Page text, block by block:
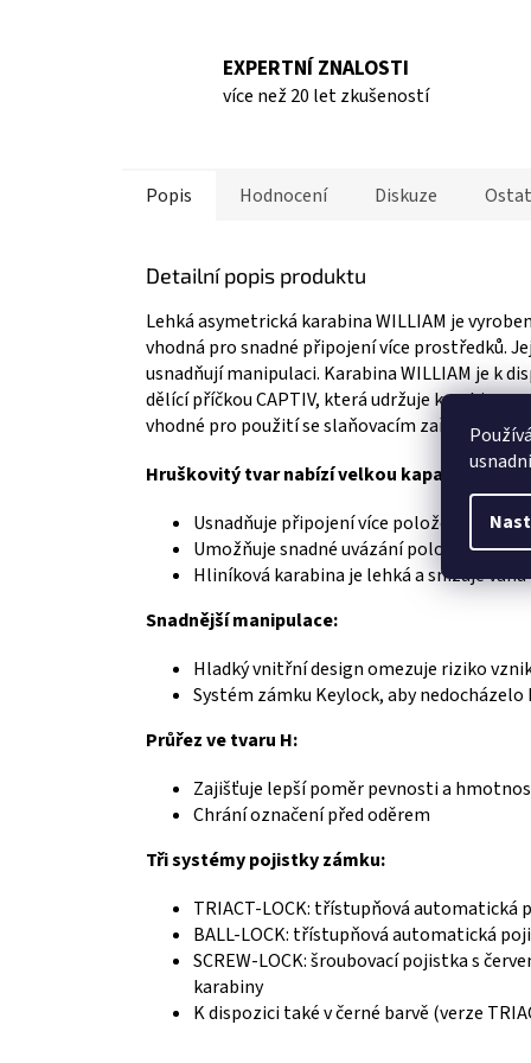
EXPERTNÍ ZNALOSTI
více než 20 let zkušeností
Popis Hodnocení Diskuze
Detailní popis produktu
Lehká asymetrická karabina WILLIAM je
vhodná pro snadné připojení více prostředků.
usnadňují manipulaci. Karabina WILLIAM je k
dělící příčkou CAPTIV, která udržuje karabinu
vhodné pro použití se slaňovacím zařízením.
Hruškovitý tvar nabízí velkou kapacitu:
Usnadňuje připojení více položek
Umožňuje snadné uvázání poloviční lodní
Hliníková karabina je lehká a snižuje
Snadnější manipulace:
Hladký vnitřní design omezuje riziko
Systém zámku Keylock, aby
Průřez ve tvaru H:
Zajišťuje lepší poměr pevnosti a
Chrání označení před oděrem
Tři systémy pojistky zámku:
TRIACT-LOCK: třístupňová automatická
BALL-LOCK: třístupňová automatická
SCREW-LOCK: šroubovací pojistka s
karabiny
K dispozici také v černé barvě (verze